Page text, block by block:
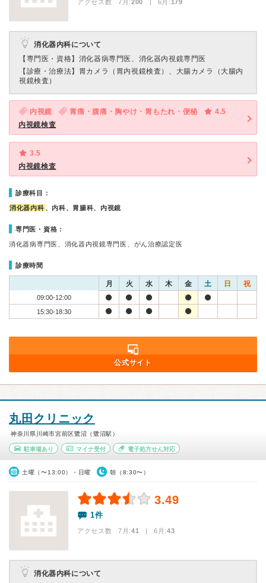
アクセス数 7月:200 | 6月:179
消化器内科について
【専門医・資格】 消化器病専門医、消化器内視鏡専門医
【診療・治療法】 胃カメラ（胃内視鏡検査）、大腸カメラ（大腸内
視鏡検査）
内視鏡 胃痛・腹痛・胸やけ・胃もたれ・便秘
4.5
内視鏡検査
3.5
内視鏡検査
診療科目：
消化器内科 、内科、胃腸科、内視鏡
専門医・資格：
消化器病専門医、消化器内視鏡専門医、がん治療認定医
診療時間
月 火 水 木 金 土 日 祝
09:00-12:00
15:30-18:30
公式サイト
丸田クリニック
神奈川県川崎市宮前区鷺沼（鷺沼駅）
駐車場あり マイナ受付 電子処方せん対応
土曜（〜13:00）・日曜 朝（8:30〜）
3.49
1件
アクセス数 7月:41 | 6月:43
消化器内科について